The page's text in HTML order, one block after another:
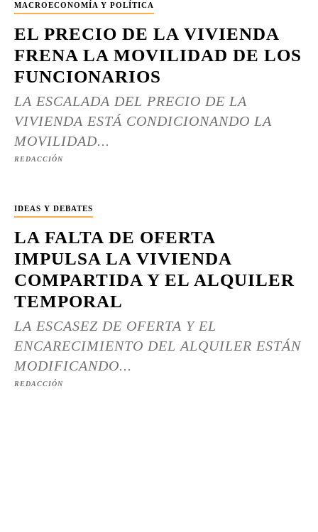
MACROECONOMÍA Y POLÍTICA
EL PRECIO DE LA VIVIENDA
FRENA LA MOVILIDAD DE LOS
FUNCIONARIOS
LA ESCALADA DEL PRECIO DE LA
VIVIENDA ESTÁ CONDICIONANDO LA
MOVILIDAD...
REDACCIÓN
IDEAS Y DEBATES
LA FALTA DE OFERTA
IMPULSA LA VIVIENDA
COMPARTIDA Y EL ALQUILER
TEMPORAL
LA ESCASEZ DE OFERTA Y EL
ENCARECIMIENTO DEL ALQUILER ESTÁN
MODIFICANDO...
REDACCIÓN